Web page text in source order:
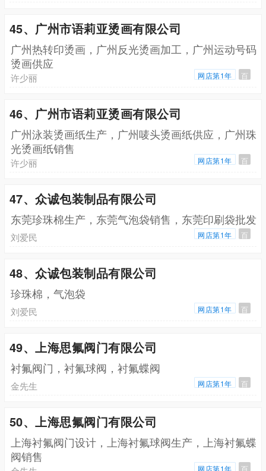
45、广州市语莉亚烫画有限公司
广州热转印烫画，广州反光烫画加工，广州运动号码
烫画供应
许少丽 网店第1年 百
46、广州市语莉亚烫画有限公司
广州泳装烫画纸生产，广州唛头烫画纸供应，广州珠
光烫画纸销售
许少丽 网店第1年 百
47、众诚包装制品有限公司
东莞珍珠棉生产，东莞气泡袋销售，东莞印刷袋批发
刘爱民 网店第1年 百
48、众诚包装制品有限公司
珍珠棉，气泡袋
刘爱民 网店第1年 百
49、上海思氟阀门有限公司
衬氟阀门，衬氟球阀，衬氟蝶阀
金先生 网店第1年 百
50、上海思氟阀门有限公司
上海衬氟阀门设计，上海衬氟球阀生产，上海衬氟蝶
阀销售
网店第1年 百